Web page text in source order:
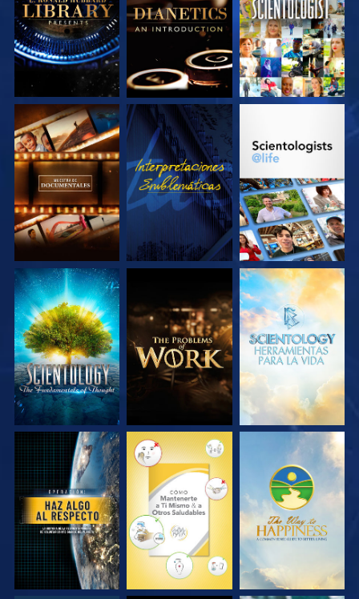
SERIES SERIES
EXPLORA LAS
SERIES
VE
EXPLORA LAS
EXPLORA LAS
SERIES
EXPLORA LAS
SERIES
EXPLORA LAS
SERIES
VE VE VE